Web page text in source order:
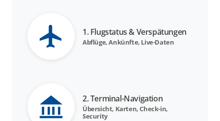
1. Flugstatus & Verspätungen
Abflüge, Ankünfte, Live-Daten
2. Terminal-Navigation
Übersicht, Karten, Check-in,
Security